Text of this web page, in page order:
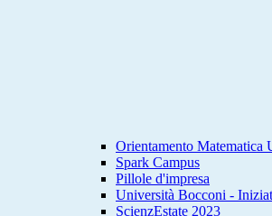
Orientamento Matematica
Spark Campus
Pillole d'impresa
Università Bocconi -
ScienzEstate 2023